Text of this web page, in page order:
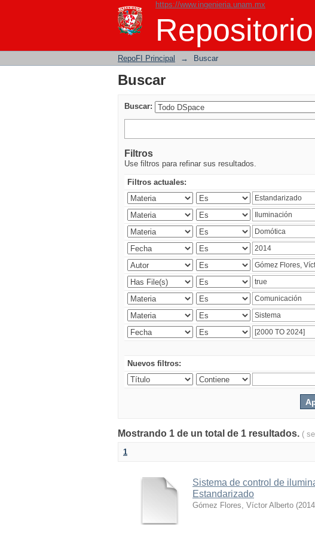
https://www.ingenieria.unam.mx
Buscar
RepoFI Principal → Buscar
Buscar
Buscar:
Filtros
Use filtros para refinar sus resultados.
Filtros actuales:
Nuevos filtros:
Mostrando 1 de un total de 1 resultados. (
1
Sistema de control de
Estandarizado
Gómez Flores, Víctor Alberto (